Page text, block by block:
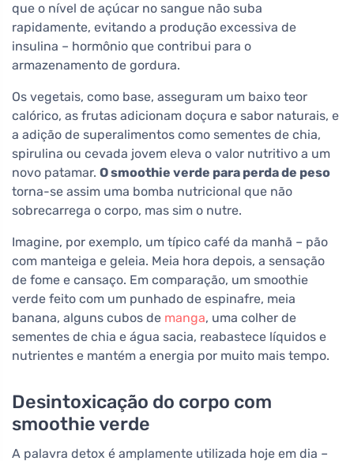
que o nível de açúcar no sangue não suba
rapidamente, evitando a produção excessiva de
insulina – hormônio que contribui para o
armazenamento de gordura.
Os vegetais, como base, asseguram um baixo teor
calórico, as frutas adicionam doçura e sabor naturais, e
a adição de superalimentos como sementes de chia,
spirulina ou cevada jovem eleva o valor nutritivo a um
novo patamar. O smoothie verde para perda de peso
torna-se assim uma bomba nutricional que não
sobrecarrega o corpo, mas sim o nutre.
Imagine, por exemplo, um típico café da manhã – pão
com manteiga e geleia. Meia hora depois, a sensação
de fome e cansaço. Em comparação, um smoothie
verde feito com um punhado de espinafre, meia
banana, alguns cubos de manga, uma colher de
sementes de chia e água sacia, reabastece líquidos e
nutrientes e mantém a energia por muito mais tempo.
Desintoxicação do corpo com
smoothie verde
A palavra detox é amplamente utilizada hoje em dia –